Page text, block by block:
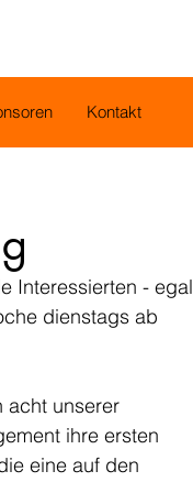
Kontakt
Interessierten - egal
dienstags ab
acht unserer
ihre ersten
eine auf den